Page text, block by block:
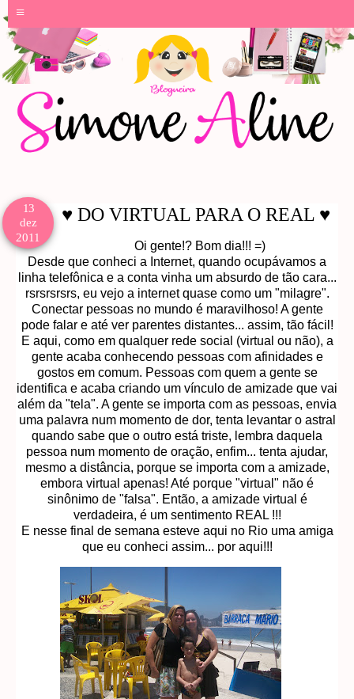
≡
13
dez
2011
♥ DO VIRTUAL PARA O REAL ♥
Oi gente!? Bom dia!!! =)
Desde que conheci a Internet, quando ocupávamos a
linha telefônica e a conta vinha um absurdo de tão cara...
rsrsrsrsrs, eu vejo a internet quase como um "milagre".
Conectar pessoas no mundo é maravilhoso! A gente
pode falar e até ver parentes distantes... assim, tão fácil!
E aqui, como em qualquer rede social (virtual ou não), a
gente acaba conhecendo pessoas com afinidades e
gostos em comum. Pessoas com quem a gente se
identifica e acaba criando um vínculo de amizade que vai
além da "tela". A gente se importa com as pessoas, envia
uma palavra num momento de dor, tenta levantar o astral
quando sabe que o outro está triste, lembra daquela
pessoa num momento de oração, enfim... tenta ajudar,
mesmo a distância, porque se importa com a amizade,
embora virtual apenas! Até porque "virtual" não é
sinônimo de "falsa". Então, a amizade virtual é
verdadeira, é um sentimento REAL !!!
E nesse final de semana esteve aqui no Rio uma amiga
que eu conheci assim... por aqui!!!